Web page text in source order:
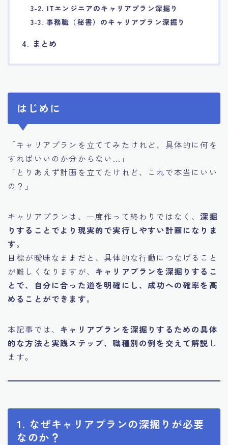
13.キャリアアップする為の戦略
3-2. ITエンジニアのキャリアプラン深掘り
3-3. 事務職（秘書）のキャリアプラン深掘り
4. まとめ
はじめに
「キャリアプランを立ててみたけれど、具体的に何を
すればいいのか分からない…」
「とりあえず計画を立てたけれど、これで本当にいい
の？」
キャリアプランは、一度作って終わりではなく、深掘
りすることでより現実的で実行しやすい計画になりま
す。
目標が曖昧なままだと、具体的な行動につなげること
が難しくなりますが、 キャリアプランを深掘りするこ
とで、自分に合った道を明確にし、成功への確率を高
めることができます。
本記事では、 キャリアプランを深掘りするための具体
的な方法と実践ステップ、職種別の例を交えて解説 し
ます。
1. なぜキャリアプランの深掘りが必要
なのか？